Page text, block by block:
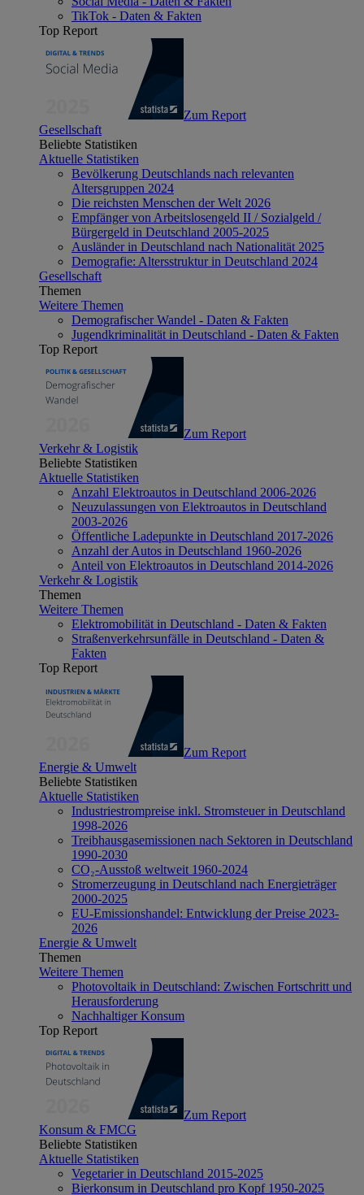
TikTok - Daten & Fakten
Top Report
Zum Report
Gesellschaft
Beliebte Statistiken
Aktuelle Statistiken
Bevölkerung Deutschlands nach relevanten
Altersgruppen 2024
Die reichsten Menschen der Welt 2026
Empfänger von Arbeitslosengeld II / Sozialgeld /
Bürgergeld in Deutschland 2005-2025
Ausländer in Deutschland nach Nationalität 2025
Demografie: Altersstruktur in Deutschland 2024
Gesellschaft
Themen
Weitere Themen
Demografischer Wandel - Daten & Fakten
Jugendkriminalität in Deutschland - Daten & Fakten
Top Report
Zum Report
Verkehr & Logistik
Beliebte Statistiken
Aktuelle Statistiken
Anzahl Elektroautos in Deutschland 2006-2026
Neuzulassungen von Elektroautos in Deutschland
2003-2026
Öffentliche Ladepunkte in Deutschland 2017-2026
Anzahl der Autos in Deutschland 1960-2026
Anteil von Elektroautos in Deutschland 2014-2026
Verkehr & Logistik
Themen
Weitere Themen
Elektromobilität in Deutschland - Daten & Fakten
Straßenverkehrsunfälle in Deutschland - Daten &
Fakten
Top Report
Zum Report
Energie & Umwelt
Beliebte Statistiken
Aktuelle Statistiken
Industriestrompreise inkl. Stromsteuer in Deutschland
1998-2026
Treibhausgasemissionen nach Sektoren in Deutschland
1990-2030
CO₂-Ausstoß weltweit 1960-2024
Stromerzeugung in Deutschland nach Energieträger
2000-2025
EU-Emissionshandel: Entwicklung der Preise 2023-
2026
Energie & Umwelt
Themen
Weitere Themen
Photovoltaik in Deutschland: Zwischen Fortschritt und
Herausforderung
Nachhaltiger Konsum
Top Report
Zum Report
Konsum & FMCG
Beliebte Statistiken
Aktuelle Statistiken
Vegetarier in Deutschland 2015-2025
Bierkonsum in Deutschland pro Kopf 1950-2025